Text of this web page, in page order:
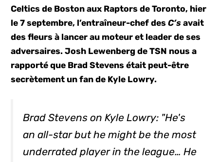
Celtics de Boston aux Raptors de Toronto, hier
le 7 septembre, l’entraîneur-chef desC’s avait
des fleurs à lancer au moteur et leader de ses
adversaires. Josh Lewenberg de TSN nous a
rapporté que Brad Stevens était peut-être
secrètement un fan de Kyle Lowry.
Brad Stevens on Kyle Lowry: "He's
an all-star but he might be the most
underrated player in the league… He